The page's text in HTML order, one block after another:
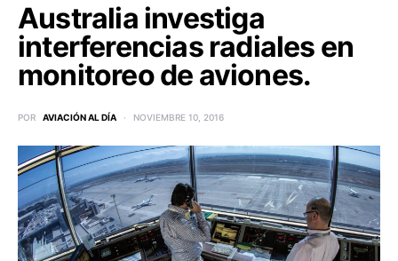
Australia investiga
interferencias radiales en
monitoreo de aviones.
POR AVIACIÓN AL DÍA NOVIEMBRE 10, 2016